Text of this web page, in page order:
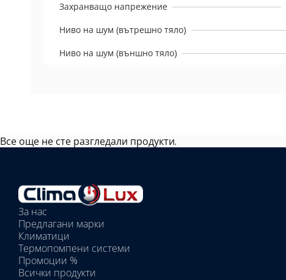
Захранващо напрежение
Ниво на шум (вътрешно тяло)
Ниво на шум (външно тяло)
Все още не сте разгледали продукти.
Избрани
вътрешни
тела:
Избрано
тяло:
За нас
Предлагани марки
Климатици
Термопомпени системи
Промоции %
Всички продукти